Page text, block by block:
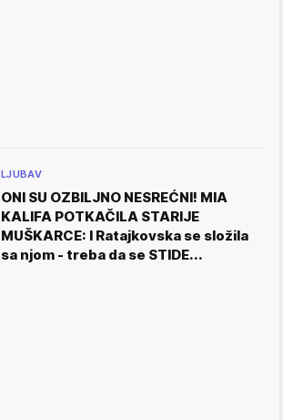
LJUBAV
ONI SU OZBILJNO NESREĆNI! MIA
KALIFA POTKAČILA STARIJE
MUŠKARCE: I Ratajkovska se složila
sa njom - treba da se STIDE...